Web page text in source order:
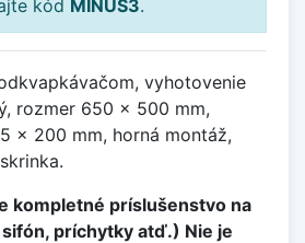
kód MINUS3.
vyhotovenie
rozmer 650 x 500 mm,
x 200 mm, horná montáž,
kompletné príslušenstvo na
príchytky atď.) Nie je